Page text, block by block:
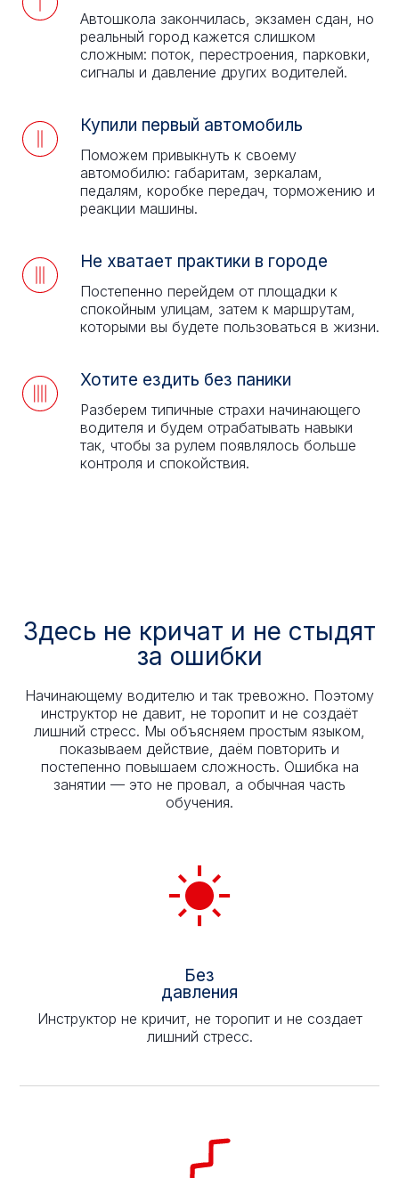
Автошкола закончилась, экзамен сдан, но
реальный город кажется слишком
сложным: поток, перестроения, парковки,
сигналы и давление других водителей.
Купили первый автомобиль
Поможем привыкнуть к своему
автомобилю: габаритам, зеркалам,
педалям, коробке передач, торможению и
реакции машины.
Не хватает практики в городе
Постепенно перейдем от площадки к
спокойным улицам, затем к маршрутам,
которыми вы будете пользоваться в жизни.
Хотите ездить без паники
Разберем типичные страхи начинающего
водителя и будем отрабатывать навыки
так, чтобы за рулем появлялось больше
контроля и спокойствия.
Здесь не кричат и не стыдят
за ошибки
Начинающему водителю и так тревожно. Поэтому
инструктор не давит, не торопит и не создаёт
лишний стресс. Мы объясняем простым языком,
показываем действие, даём повторить и
постепенно повышаем сложность. Ошибка на
занятии — это не провал, а обычная часть
обучения.
Без
давления
Инструктор не кричит, не торопит и не создает
лишний стресс.